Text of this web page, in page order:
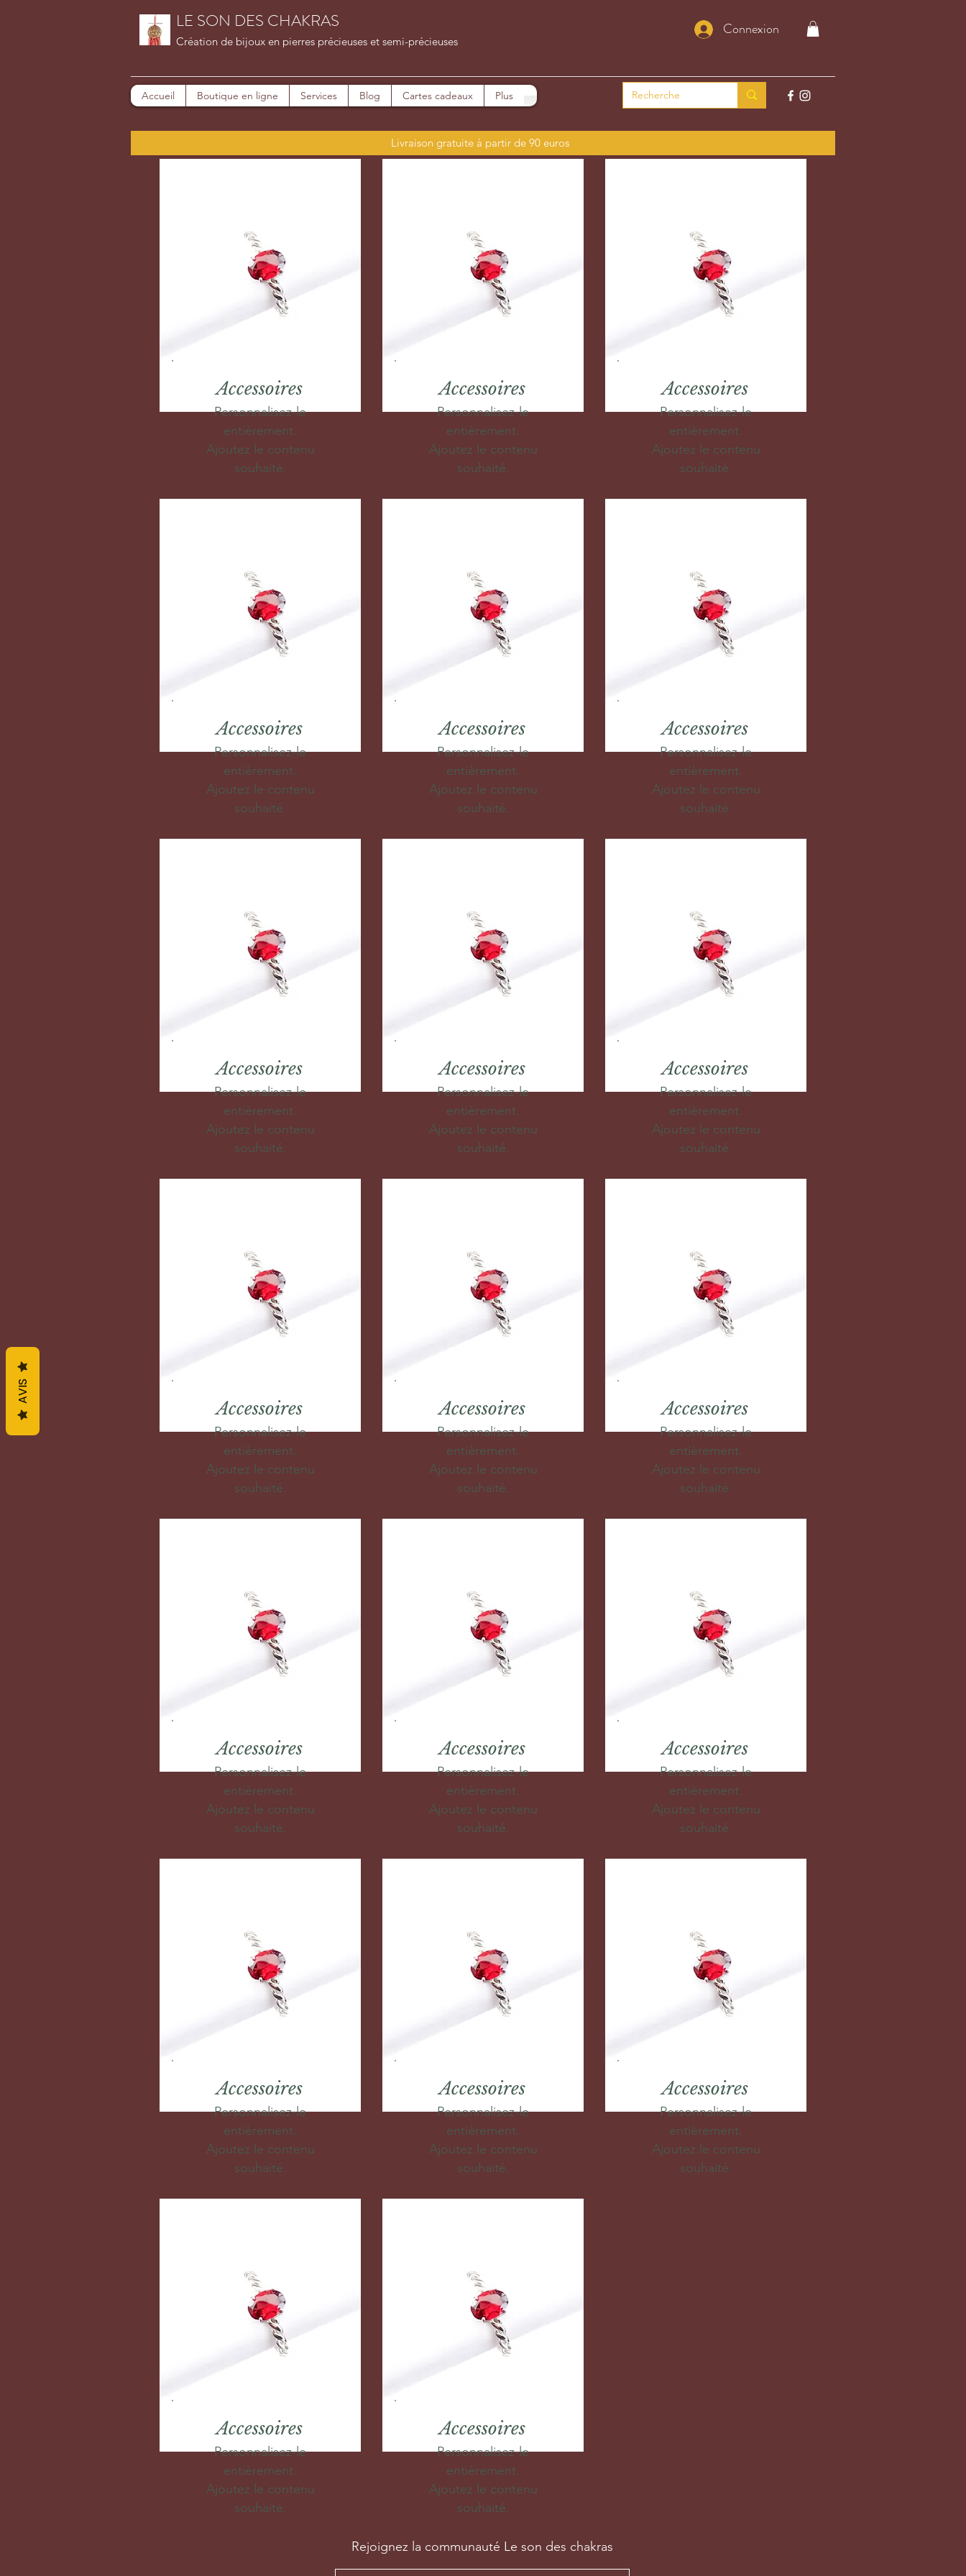
LE SON DES CHAKRAS
Création de bijoux en pierres précieuses et semi-précieuses
Connexion
Accueil Boutique en ligne Services Blog Cartes cadeaux Plus
Livraison gratuite à partir de 90 euros
Accessoires
Personnalisez-le
entièrement.
Ajoutez le contenu
souhaité.
Accessoires
Personnalisez-le
entièrement.
Ajoutez le contenu
souhaité.
Accessoires
Personnalisez-le
entièrement.
Ajoutez le contenu
souhaité.
Accessoires
Personnalisez-le
entièrement.
Ajoutez le contenu
souhaité.
Accessoires
Personnalisez-le
entièrement.
Ajoutez le contenu
souhaité.
Accessoires
Personnalisez-le
entièrement.
Ajoutez le contenu
souhaité.
Accessoires
Personnalisez-le
entièrement.
Ajoutez le contenu
souhaité.
Accessoires
Personnalisez-le
entièrement.
Ajoutez le contenu
souhaité.
Accessoires
Personnalisez-le
entièrement.
Ajoutez le contenu
souhaité.
Accessoires
Personnalisez-le
entièrement.
Ajoutez le contenu
souhaité.
Accessoires
Personnalisez-le
entièrement.
Ajoutez le contenu
souhaité.
Accessoires
Personnalisez-le
entièrement.
Ajoutez le contenu
souhaité.
Accessoires
Personnalisez-le
entièrement.
Ajoutez le contenu
souhaité.
Accessoires
Personnalisez-le
entièrement.
Ajoutez le contenu
souhaité.
Accessoires
Personnalisez-le
entièrement.
Ajoutez le contenu
souhaité.
Accessoires
Personnalisez-le
entièrement.
Ajoutez le contenu
souhaité.
Accessoires
Personnalisez-le
entièrement.
Ajoutez le contenu
souhaité.
Accessoires
Personnalisez-le
entièrement.
Ajoutez le contenu
souhaité.
Accessoires
Personnalisez-le
entièrement.
Ajoutez le contenu
souhaité.
Accessoires
Personnalisez-le
entièrement.
Ajoutez le contenu
souhaité.
Rejoignez la communauté Le son des chakras
AVIS